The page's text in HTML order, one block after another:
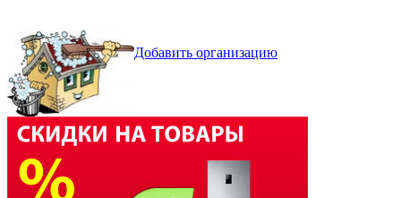
Добавить организацию